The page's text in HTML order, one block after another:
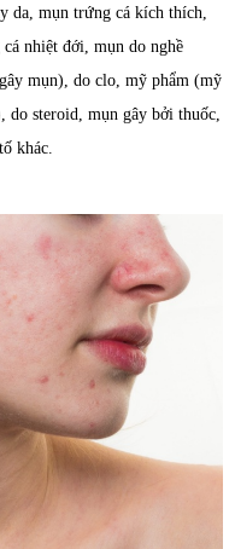
da, mụn trứng cá kích thích,
nhiệt đới, mụn do nghề
mụn), do clo, mỹ phẩm (mỹ
do steroid, mụn gây bởi thuốc,
khác.